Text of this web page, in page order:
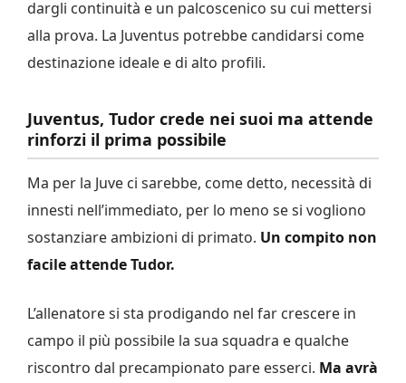
dargli continuità e un palcoscenico su cui mettersi
alla prova. La Juventus potrebbe candidarsi come
destinazione ideale e di alto profili.
Juventus, Tudor crede nei suoi ma attende
rinforzi il prima possibile
Ma per la Juve ci sarebbe, come detto, necessità di
innesti nell’immediato, per lo meno se si vogliono
sostanziare ambizioni di primato. Un compito non
facile attende Tudor.
L’allenatore si sta prodigando nel far crescere in
campo il più possibile la sua squadra e qualche
riscontro dal precampionato pare esserci. Ma avrà